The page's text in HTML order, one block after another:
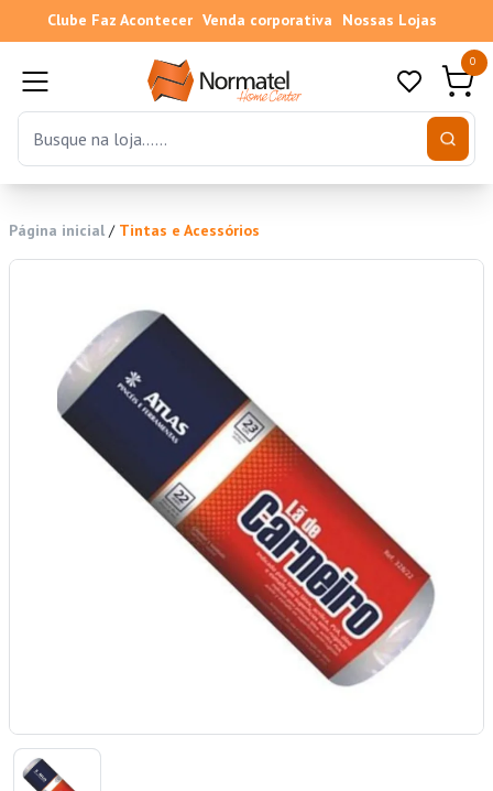
Clube Faz Acontecer Venda corporativa Nossas Lojas
0
Página inicial / Tintas e Acessórios